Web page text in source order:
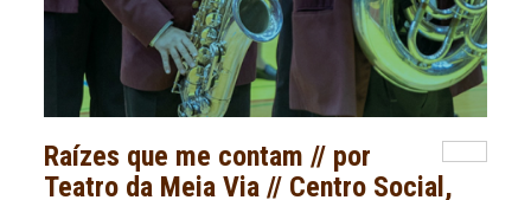
Raízes que me contam // por
Teatro da Meia Via // Centro Social,